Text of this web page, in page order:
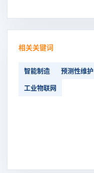
相关关键词
智能制造 预测性维护
工业物联网